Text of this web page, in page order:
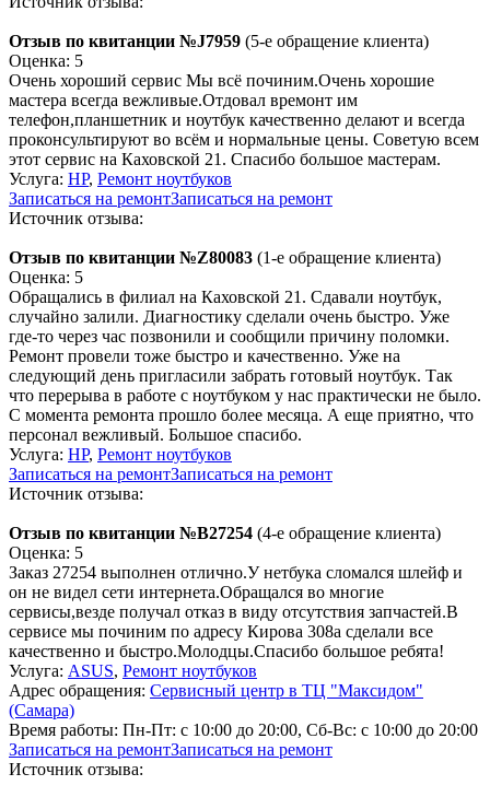
Отзыв по квитанции №J7959 (5-е обращение клиента)
Оценка: 5
Очень хороший сервис Мы всё починим.Очень хорошие
мастера всегда вежливые.Отдовал времонт им
телефон,планшетник и ноутбук качественно делают и всегда
проконсультируют во всём и нормальные цены. Советую всем
этот сервис на Каховской 21. Спасибо большое мастерам.
Услуга: HP, Ремонт ноутбуков
Записаться на ремонтЗаписаться на ремонт
Источник отзыва:
Отзыв по квитанции №Z80083 (1-е обращение клиента)
Оценка: 5
Обращались в филиал на Каховской 21. Сдавали ноутбук,
случайно залили. Диагностику сделали очень быстро. Уже
где-то через час позвонили и сообщили причину поломки.
Ремонт провели тоже быстро и качественно. Уже на
следующий день пригласили забрать готовый ноутбук. Так
что перерыва в работе с ноутбуком у нас практически не было.
С момента ремонта прошло более месяца. А еще приятно, что
персонал вежливый. Большое спасибо.
Услуга: HP, Ремонт ноутбуков
Записаться на ремонтЗаписаться на ремонт
Источник отзыва:
Отзыв по квитанции №B27254 (4-е обращение клиента)
Оценка: 5
Заказ 27254 выполнен отлично.У нетбука сломался шлейф и
он не видел сети интернета.Обращался во многие
сервисы,везде получал отказ в виду отсутствия запчастей.В
сервисе мы починим по адресу Кирова 308а сделали все
качественно и быстро.Молодцы.Спасибо большое ребята!
Услуга: ASUS, Ремонт ноутбуков
Адрес обращения: Сервисный центр в ТЦ "Максидом"
(Самара)
Время работы: Пн-Пт: с 10:00 до 20:00, Сб-Вс: с 10:00 до 20:00
Записаться на ремонтЗаписаться на ремонт
Источник отзыва: